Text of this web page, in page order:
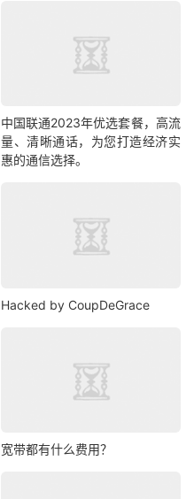
中国联通2023年优选套餐，高流
量、清晰通话，为您打造经济实
惠的通信选择。
Hacked by CoupDeGrace
宽带都有什么费用？